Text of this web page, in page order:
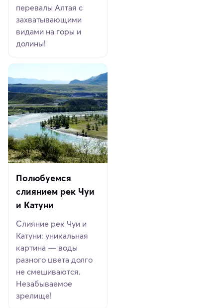
перевалы Алтая с
захватывающими
видами на горы и
долины!
Полюбуемся
слиянием рек Чуи
и Катуни
Слияние рек Чуи и
Катуни: уникальная
картина — воды
разного цвета долго
не смешиваются.
Незабываемое
зрелище!